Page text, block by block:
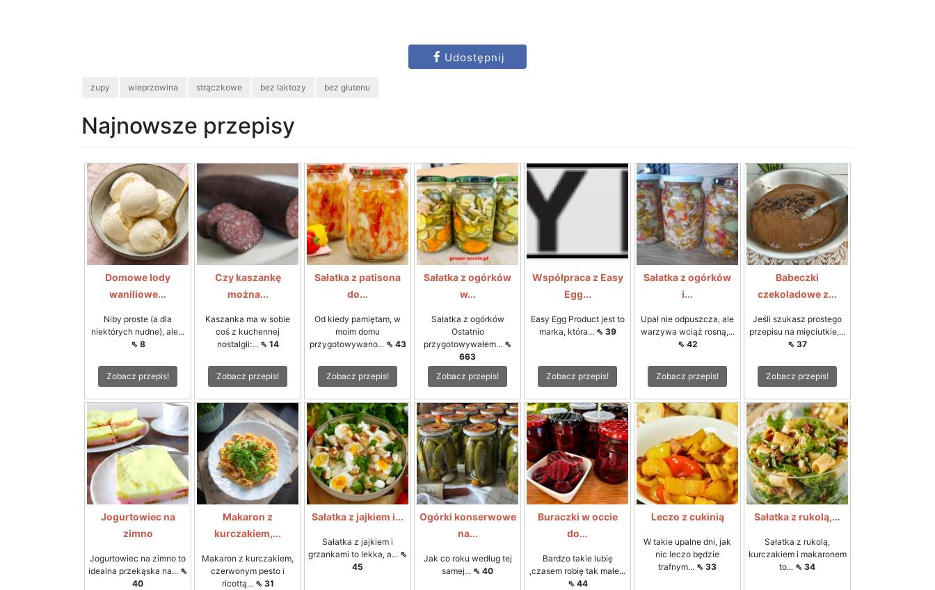
Udostępnij
zupy wieprzowina strączkowe bez laktozy bez glutenu
Najnowsze przepisy
Domowe lody
waniliowe...
Niby proste (a dla
niektórych nudne), ale...
⇖ 8
Zobacz przepis!
Czy kaszankę
można...
Kaszanka ma w sobie
coś z kuchennej
nostalgii:... ⇖ 14
Zobacz przepis!
Sałatka z patisona
do...
Od kiedy pamiętam, w
moim domu
przygotowywano... ⇖ 43
Zobacz przepis!
Sałatka z ogórków
w...
Sałatka z ogórków
Ostatnio
przygotowywałem... ⇖
663
Zobacz przepis!
Współpraca z Easy
Egg...
Easy Egg Product jest to
marka, która... ⇖ 39
Zobacz przepis!
Sałatka z ogórków
i...
Upał nie odpuszcza, ale
warzywa wciąż rosną,...
⇖ 42
Zobacz przepis!
Babeczki
czekoladowe z...
Jeśli szukasz prostego
przepisu na mięciutkie,...
⇖ 37
Zobacz przepis!
Jogurtowiec na
zimno
Jogurtowiec na zimno to
idealna przekąska na... ⇖
40
Makaron z
kurczakiem,...
Makaron z kurczakiem,
czerwonym pesto i
ricottą... ⇖ 31
Sałatka z jajkiem i...
Sałatka z jajkiem i
grzankami to lekka, a... ⇖
45
Ogórki konserwowe
na...
Jak co roku według tej
samej... ⇖ 40
Buraczki w occie
do...
Bardzo takie lubię
,czasem robię tak małe...
⇖ 44
Leczo z cukinią
W takie upalne dni, jak
nic leczo będzie
trafnym... ⇖ 33
Sałatka z rukolą,...
Sałatka z rukolą,
kurczakiem i makaronem
to... ⇖ 34